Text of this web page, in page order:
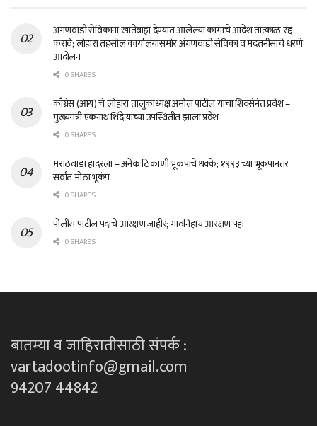
अंगणवाडी सेविकांना खातेबाह्य देण्यात आलेल्या कामांचे आदेश तात्काळ रद्द
करावे; लोहारा तहसील कार्यालयासमोर अंगणवाडी सेविका व मदतनीसांचे धरणे
आंदोलन
0 SHARES
काँग्रेस (आय) चे लोहारा तालुकाध्यक्ष अमोल पाटील यांचा शिवसेनेत प्रवेश –
मुख्यमंत्री एकनाथ शिंदे यांच्या उपस्थितीत झाला प्रवेश
0 SHARES
मराठवाडा हादरला – अनेक ठिकाणी भूकंपाचे धक्के; १९९३ च्या भूकंपानंतर
सर्वात मोठा भूकंप
0 SHARES
पोलीस पाटील पदाचे आरक्षण जाहीर; गावनिहाय आरक्षण पहा
0 SHARES
बातम्या व जाहिरातीसाठी संपर्क :
vartadootinfo@gmail.com
94207 44842